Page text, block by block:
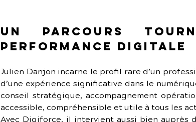
Un parcours
performance digitale
Julien Danjon incarne le profil rare d’un
d’une expérience significative dans le
conseil stratégique, accompagnement
accessible, compréhensible et utile à tous les
Avec Digiforce, il intervient aussi bien auprès